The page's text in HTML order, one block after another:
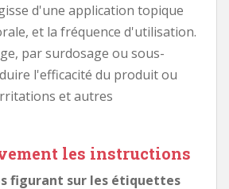
d'une application topique
et la fréquence d'utilisation.
par surdosage ou sous-
l'efficacité du produit ou
et autres
les instructions
figurant sur les étiquettes